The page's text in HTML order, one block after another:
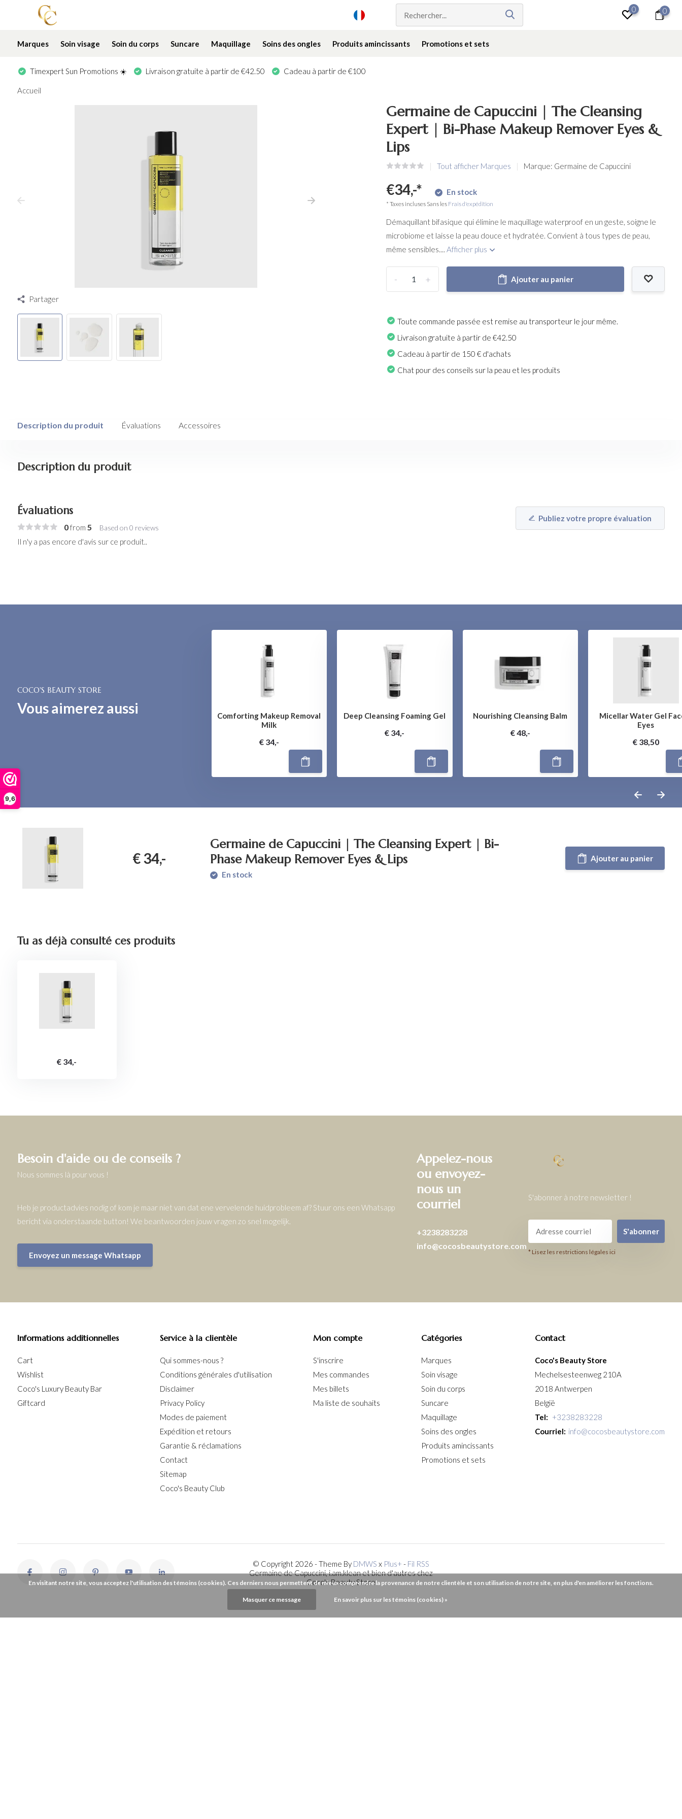
9,6
0 0
Marques Soin visage Soin du corps Suncare Maquillage Soins des ongles Produits amincissants Promotions et sets
Timexpert Sun Promotions ☀️ Livraison gratuite à partir de €42.50 Cadeau à partir de €100
Accueil
Partager
Germaine de Capuccini | The Cleansing
Expert | Bi-Phase Makeup Remover Eyes &
Lips
Tout afficher Marques Marque: Germaine de Capuccini
€34,-* En stock
* Taxes incluses Sans les Frais d'expédition
Démaquillant bifasique qui élimine le maquillage waterproof en un geste, soigne le
microbiome et laisse la peau douce et hydratée. Convient à tous types de peau,
même sensibles....Afficher plus
+
- Ajouter au panier
Toute commande passée est remise au transporteur le jour même.
Livraison gratuite à partir de €42.50
Cadeau à partir de 150 € d'achats
Chat pour des conseils sur la peau et les produits
Description du produit Évaluations Accessoires
Description du produit
Évaluations
0from 5 Based on 0 reviews
Publiez votre propre évaluation
Il n'y a pas encore d'avis sur ce produit..
COCO'S BEAUTY STORE
Vous aimerez aussi
Comforting Makeup Removal
Milk
€ 34,-
Deep Cleansing Foaming Gel
€ 34,-
Nourishing Cleansing Balm
€ 48,-
Micellar Water Gel
Eyes
€ 38,50
€ 34,-
Germaine de Capuccini | The Cleansing Expert | Bi-
Phase Makeup Remover Eyes & Lips
En stock
Ajouter au panier
Tu as déjà consulté ces produits
€ 34,-
Besoin d'aide ou de conseils ?
Nous sommes là pour vous !
Heb je productadvies nodig of kom je maar niet van dat ene vervelende huidprobleem af? Stuur ons een Whatsapp
bericht via onderstaande button! We beantwoorden jouw vragen zo snel mogelijk.
Envoyez un message Whatsapp
Appelez-nous
ou envoyez-
nous un
courriel
+3238283228
info@cocosbeautystore.com
S'abonner à notre newsletter !
S'abonner
* Lisez les restrictions légales ici
Informations additionnelles
Cart
Wishlist
Coco's Luxury Beauty Bar
Giftcard
Service à la clientèle
Qui sommes-nous ?
Conditions générales d'utilisation
Disclaimer
Privacy Policy
Modes de paiement
Expédition et retours
Garantie & réclamations
Contact
Sitemap
Coco's Beauty Club
Mon compte
S'inscrire
Mes commandes
Mes billets
Ma liste de souhaits
Catégories
Marques
Soin visage
Soin du corps
Suncare
Maquillage
Soins des ongles
Produits amincissants
Promotions et sets
Contact
Coco's Beauty Store
Mechelsesteenweg 210A
2018 Antwerpen
België
Tel: +3238283228
Courriel: info@cocosbeautystore.com
© Copyright 2026 - Theme By DMWS x Plus+ - Fil RSS
Germaine de Capuccini, i.am.klean et bien d'autres chez
Coco's Beauty Store
En visitant notre site, vous acceptez l'utilisation des témoins (cookies). Ces derniers nous permettent de mieux comprendre la provenance de notre clientèle et son utilisation de notre site, en plus d'en améliorer les fonctions.
Masquer ce message En savoir plus sur les témoins (cookies) »